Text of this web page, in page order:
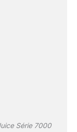
dentelées
sélection
Select)
de
effort :
Série 7000